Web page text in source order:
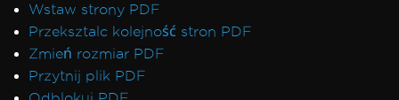
Wstaw strony PDF
Przeksztalc kolejność stron PDF
Zmień rozmiar PDF
Przytnij plik PDF